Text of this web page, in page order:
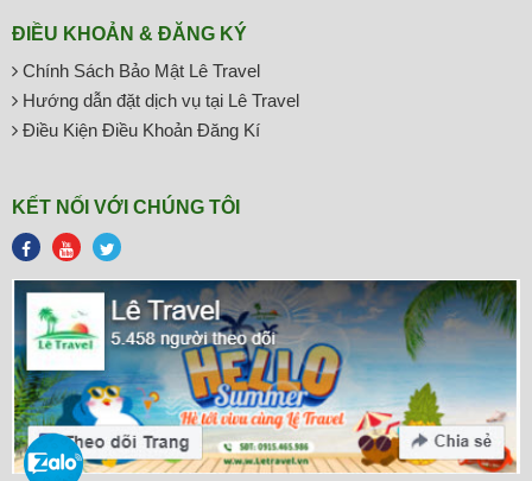
ĐIỀU KHOẢN & ĐĂNG KÝ
Chính Sách Bảo Mật Lê Travel
Hướng dẫn đặt dịch vụ tại Lê Travel
Điều Kiện Điều Khoản Đăng Kí
KẾT NỐI VỚI CHÚNG TÔI